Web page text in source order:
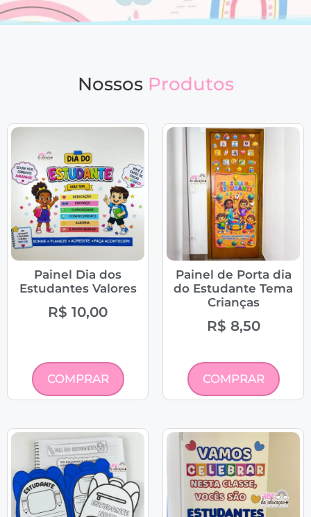
Nossos Produtos
Painel Dia dos
Estudantes Valores
R$ 10,00
COMPRAR
Painel de Porta dia
do Estudante Tema
Crianças
R$ 8,50
COMPRAR